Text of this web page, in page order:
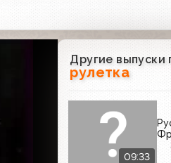
Другие выпуски
рулетка
09:33